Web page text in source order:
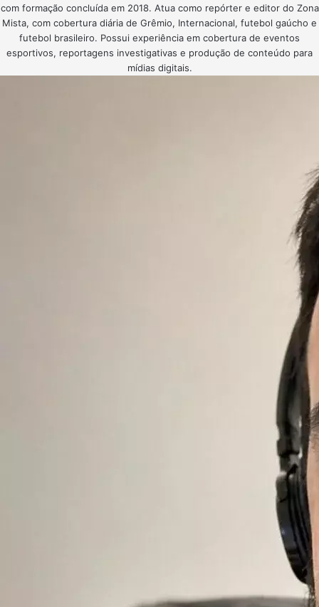
com formação concluída em 2018. Atua como repórter e editor do Zona
Mista, com cobertura diária de Grêmio, Internacional, futebol gaúcho e
futebol brasileiro. Possui experiência em cobertura de eventos
esportivos, reportagens investigativas e produção de conteúdo para
mídias digitais.